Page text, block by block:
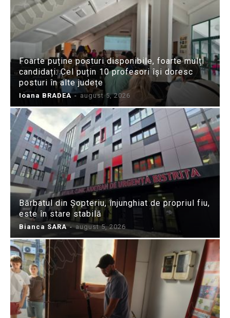
Foarte puține posturi disponibile, foarte mulți
candidați: Cel puțin 10 profesori își doresc
posturi în alte județe
Ioana BRADEA - august 5, 2026
Bărbatul din Șopteriu, înjunghiat de propriul fiu,
este în stare stabilă
Bianca SARA - august 5, 2026